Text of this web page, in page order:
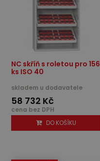
NC skříň s roletou pro 156
ks ISO 40
skladem u dodavatele
58 732 Kč
cena bez DPH
DO KOŠÍKU